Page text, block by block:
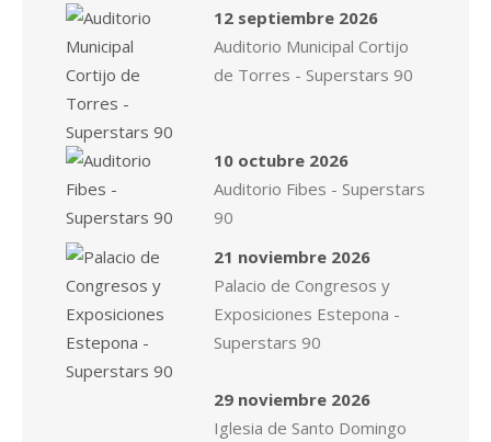
12 septiembre 2026
Auditorio Municipal Cortijo
de Torres - Superstars 90
10 octubre 2026
Auditorio Fibes - Superstars
90
21 noviembre 2026
Palacio de Congresos y
Exposiciones Estepona -
Superstars 90
29 noviembre 2026
Iglesia de Santo Domingo